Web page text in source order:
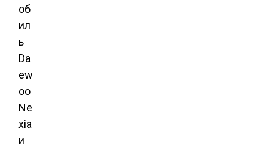
об
ил
ь
Da
ew
oo
Ne
xia
и